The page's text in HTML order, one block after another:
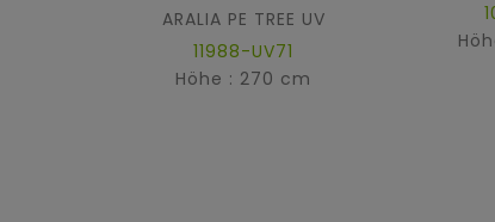
ARALIA PE TREE UV
11988-UV71
Höhe : 270 cm